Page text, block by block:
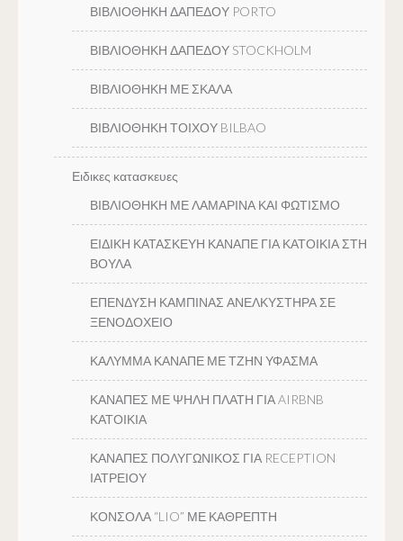
ΒΙΒΛΙΟΘΗΚΗ ΔΑΠΕΔΟΥ PORTO
ΒΙΒΛΙΟΘΗΚΗ ΔΑΠΕΔΟΥ STOCKHOLM
ΒΙΒΛΙΟΘΗΚΗ ΜΕ ΣΚΑΛΑ
ΒΙΒΛΙΟΘΗΚΗ ΤΟΙΧΟΥ BILBAO
Ειδικες κατασκευες
ΒΙΒΛΙΟΘΗΚΗ ΜΕ ΛΑΜΑΡΙΝΑ ΚΑΙ ΦΩΤΙΣΜΟ
ΕΙΔΙΚΗ ΚΑΤΑΣΚΕΥΗ ΚΑΝΑΠΕ ΓΙΑ ΚΑΤΟΙΚΙΑ ΣΤΗ
ΒΟΥΛΑ
ΕΠΕΝΔΥΣΗ ΚΑΜΠΙΝΑΣ ΑΝΕΛΚΥΣΤΗΡΑ ΣΕ
ΞΕΝΟΔΟΧΕΙΟ
ΚΑΛΥΜΜΑ ΚΑΝΑΠΕ ΜΕ ΤΖΗΝ ΥΦΑΣΜΑ
ΚΑΝΑΠΕΣ ΜΕ ΨΗΛΗ ΠΛΑΤΗ ΓΙΑ AIRBNB
ΚΑΤΟΙΚΙΑ
ΚΑΝΑΠΕΣ ΠΟΛΥΓΩΝΙΚΟΣ ΓΙΑ RECEPTION
ΙΑΤΡΕΙΟΥ
ΚΟΝΣΟΛΑ “LIO” ΜΕ ΚΑΘΡΕΠΤΗ